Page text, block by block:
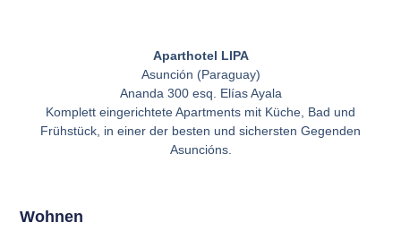
Aparthotel LIPA
Asunción (Paraguay)
Ananda 300 esq. Elías Ayala
Komplett eingerichtete Apartments mit Küche, Bad und
Frühstück, in einer der besten und sichersten Gegenden
Asuncións.
Wohnen